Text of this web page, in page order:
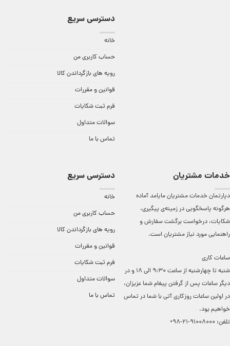
دسترسی سریع
خانه
حساب کاربری من
رویه های بازگرداندن کالا
قوانین و مقررات
فرم ثبت شکایات
سوالات متداول
تماس با ما
خدمات مشتریان
دپارتمان خدمات مشتریان مایامد آماده
هرگونه پاسخگویی در زمینه‌ی پیگیری،
شکایات، درخواست برگشت سفارش و
راهنمایی مورد نیاز مشتریان است.
ساعات کاری
شنبه تا چهارشنبه از ساعت 9:30 الی 18 و در
دیگر ساعات ‌پس از گرفتن پیغام شما عزیزان،
در اولین ساعات روزکاری آتی با شما در تماس
خواهیم بود.
تلفن: 91008000-21-98+
دسترسی سریع
خانه
حساب کاربری من
رویه های بازگرداندن کالا
قوانین و مقررات
فرم ثبت شکایات
سوالات متداول
تماس با ما